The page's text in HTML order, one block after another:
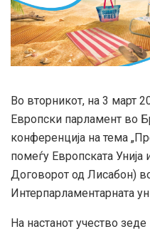
Во вторникот, на 3 март
Европски парламент во
конференција на тема
помеѓу Европската Унија
Договорот од Лисабон)
Интерпарламентарната
На настанот учество